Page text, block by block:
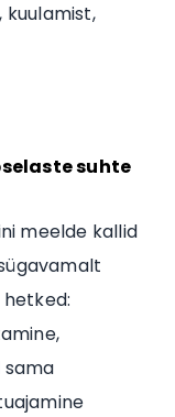
kuulamist,
suhte
meelde kallid
sama